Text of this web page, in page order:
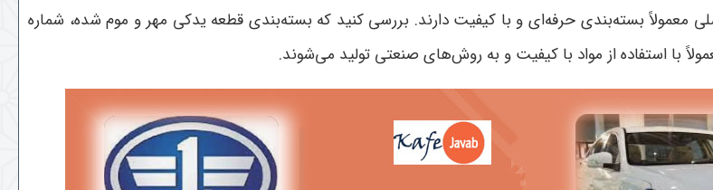
معمولاً بسته‌بندی حرفه‌ای و با کیفیت دارند. بررسی کنید که بسته‌بندی قطعه یدکی مهر و موم شده، شماره
با استفاده از مواد با کیفیت و به روش‌های صنعتی تولید می‌شوند.